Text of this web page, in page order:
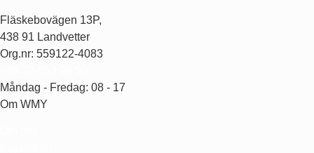
Fläskebovägen 13P,
438 91 Landvetter
Org.nr: 559122-4083
Måndag - Fredag: 08 - 17
Om WMY